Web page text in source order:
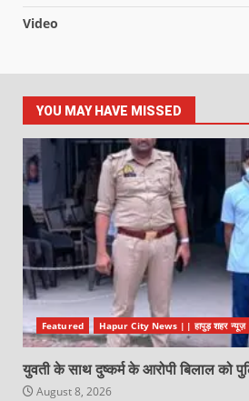
Video
YOU MAY HAVE MISSED
Featured Hapur City News || हापुड़ शहर न्यूज़
युवती के साथ दुष्कर्म के आरोपी बिलाल को
August 8, 2026